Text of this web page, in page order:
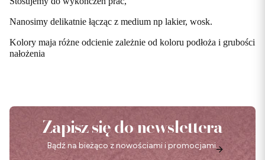
Nanosimy delikatnie łącząc z medium np lakier, wosk.
Kolory maja różne odcienie zależnie od koloru podłoża i grubości
nałożenia
Zapisz się do newslettera
Bądź na bieżąco z nowościami i promocjami.